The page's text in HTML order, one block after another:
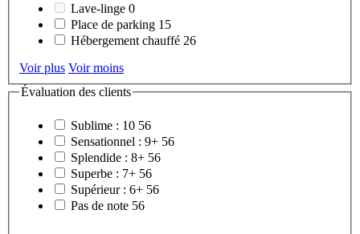
Lave-linge 0
Place de parking 15
Hébergement chauffé 26
Voir plus Voir moins
Évaluation des clients
Sublime : 10 56
Sensationnel : 9+ 56
Splendide : 8+ 56
Superbe : 7+ 56
Supérieur : 6+ 56
Pas de note 56